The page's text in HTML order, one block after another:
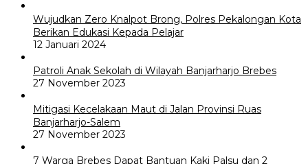
Wujudkan Zero Knalpot Brong, Polres Pekalongan Kota
Berikan Edukasi Kepada Pelajar
12 Januari 2024
Patroli Anak Sekolah di Wilayah Banjarharjo Brebes
27 November 2023
Mitigasi Kecelakaan Maut di Jalan Provinsi Ruas
Banjarharjo-Salem
27 November 2023
7 Warga Brebes Dapat Bantuan Kaki Palsu dan 2